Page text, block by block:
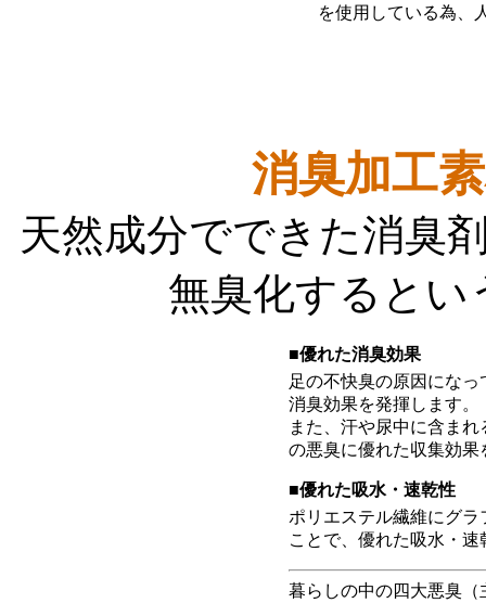
を使用している為、
消臭加工
天然成分でできた消臭
無臭化するとい
■優れた消臭効果
足の不快臭の原因にな
消臭効果を発揮します。
また、汗や尿中に含ま
の悪臭に優れた収集効果
■優れた吸水・速乾性
ポリエステル繊維にグ
ことで、優れた吸水・
暮らしの中の四大悪臭（